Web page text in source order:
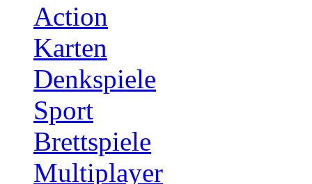
Action
Karten
Denkspiele
Sport
Brettspiele
Multiplayer